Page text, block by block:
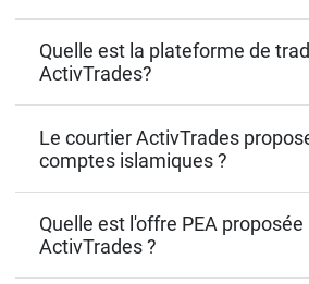
Quelle est la plateforme de
ActivTrades?
Le courtier ActivTrades
comptes islamiques ?
Quelle est l'offre PEA proposée
ActivTrades ?